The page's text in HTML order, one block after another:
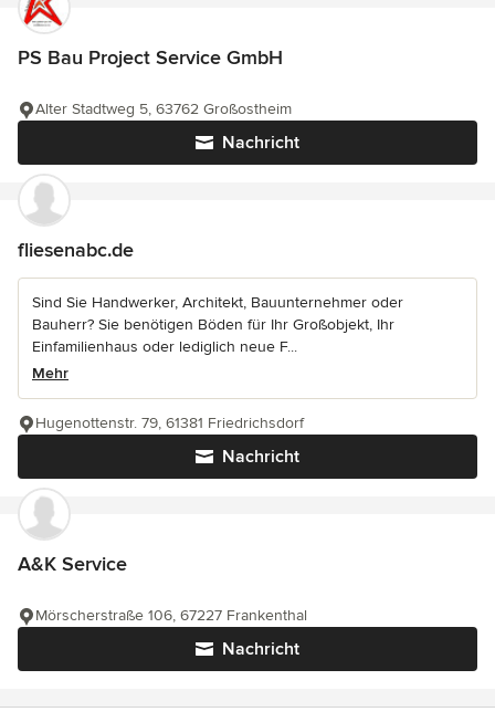
PS Bau Project Service GmbH
Nachricht
Alter Stadtweg 5, 63762 Großostheim
fliesenabc.de
Sind Sie Handwerker, Architekt, Bauunternehmer oder
Bauherr? Sie benötigen Böden für Ihr Großobjekt, Ihr
Einfamilienhaus oder lediglich neue F...
Mehr
Nachricht
Hugenottenstr. 79, 61381 Friedrichsdorf
A&K Service
Nachricht
Mörscherstraße 106, 67227 Frankenthal